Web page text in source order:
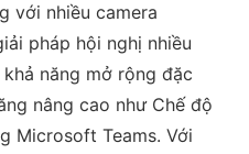
với nhiều camera
pháp hội nghị nhiều
năng mở rộng đặc
nâng cao như Chế độ
Microsoft Teams. Với